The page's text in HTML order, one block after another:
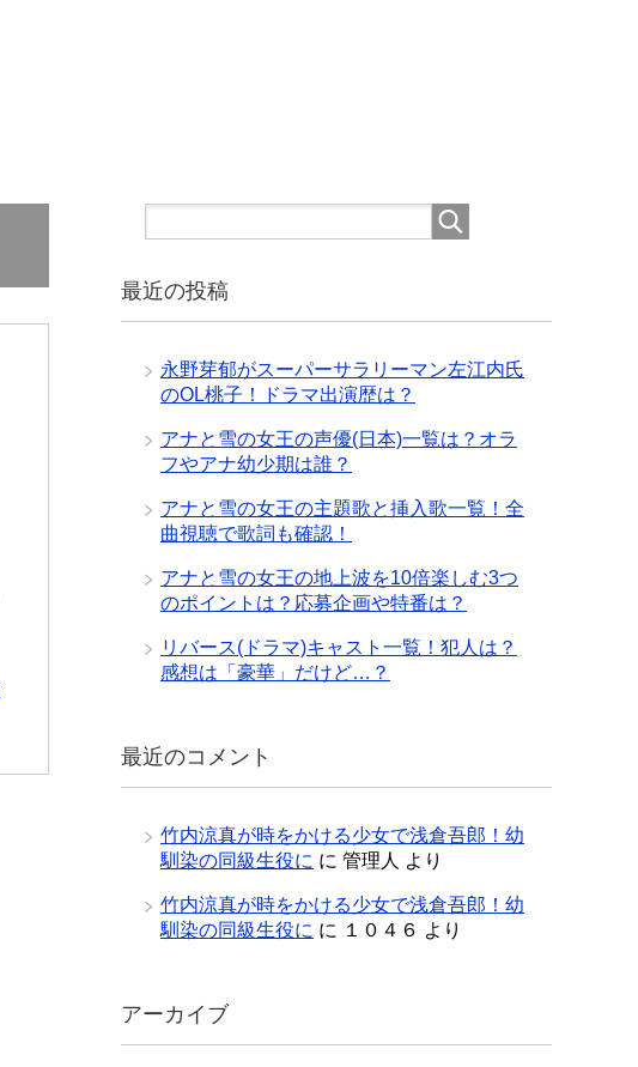
最近の投稿
永野芽郁がスーパーサラリーマン左江内氏
のOL桃子！ドラマ出演歴は？
アナと雪の女王の声優(日本)一覧は？オラ
フやアナ幼少期は誰？
アナと雪の女王の主題歌と挿入歌一覧！全
曲視聴で歌詞も確認！
アナと雪の女王の地上波を10倍楽しむ3つ
のポイントは？応募企画や特番は？
リバース(ドラマ)キャスト一覧！犯人は？
感想は「豪華」だけど…？
最近のコメント
竹内涼真が時をかける少女で浅倉吾郎！幼
馴染の同級生役に に 管理人 より
竹内涼真が時をかける少女で浅倉吾郎！幼
馴染の同級生役に に １０４６ より
アーカイブ